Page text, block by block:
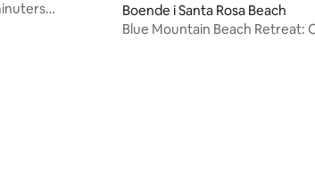
Boende i Santa Rosa Beach
Blue Mountain Beach Retreat: